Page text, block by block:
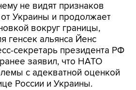
не видят признаков
Украины и продолжает
вокруг границы,
генсек альянса Йенс
секретарь президента РФ
заявил, что НАТО
с адекватной оценкой
России и Украины.